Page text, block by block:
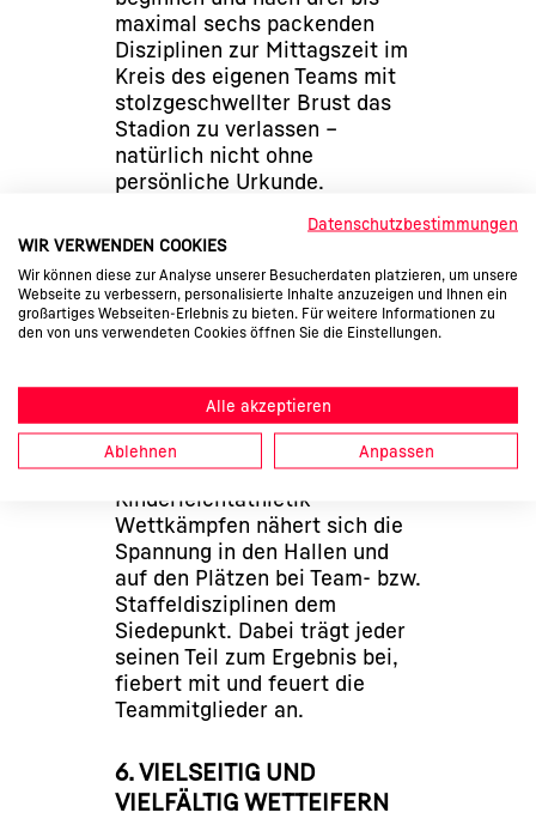
maximal sechs packenden
Disziplinen zur Mittagszeit im
Kreis des eigenen Teams mit
stolzgeschwellter Brust das
Stadion zu verlassen –
natürlich nicht ohne
persönliche Urkunde.
5. GEMEINSAM IM TEAM
Geteiltes Leid ist halbes Leid,
geteilte Freude ist doppelte
Freude – der Spruch, so wahr
Wettkämpfer. Erlebnisse als
„Einzelkämpfer“ sammeln die
„Älteren“ ab der Altersklasse
U12 genug. Nicht nur bei
Kinderleichtathletik-
Wettkämpfen nähert sich die
Spannung in den Hallen und
auf den Plätzen bei Team- bzw.
Staffeldisziplinen dem
Siedepunkt. Dabei trägt jeder
seinen Teil zum Ergebnis bei,
fiebert mit und feuert die
Teammitglieder an.
6. VIELSEITIG UND
VIELFÄLTIG WETTEIFERN
Datenschutzbestimmungen
WIR VERWENDEN COOKIES
Wir können diese zur Analyse unserer Besucherdaten platzieren, um unsere
Webseite zu verbessern, personalisierte Inhalte anzuzeigen und Ihnen ein
großartiges Webseiten-Erlebnis zu bieten. Für weitere Informationen zu
den von uns verwendeten Cookies öffnen Sie die Einstellungen.
Alle akzeptieren
Ablehnen Anpassen